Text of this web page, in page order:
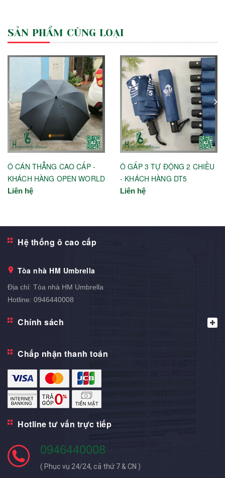
SẢN PHẨM CÙNG LOẠI
Ô CÁN THẲNG CAO CẤP -
KHÁCH HÀNG OPEN WORLD
Liên hệ
Ô GẤP 3 TỰ ĐỘNG 2 CHIỀU
- KHÁCH HÀNG DT5
Liên hệ
Hệ thống ô cao cấp
Tòa nhà HM Umbrella
Địa chỉ: Tòa nhà HM Umbrella
Hotline: 0946440008
Chính sách
Chấp nhận thanh toán
Hotline tư vấn trực tiếp
0946440008
( Phục vụ 24/24, cả thứ 7 & CN )